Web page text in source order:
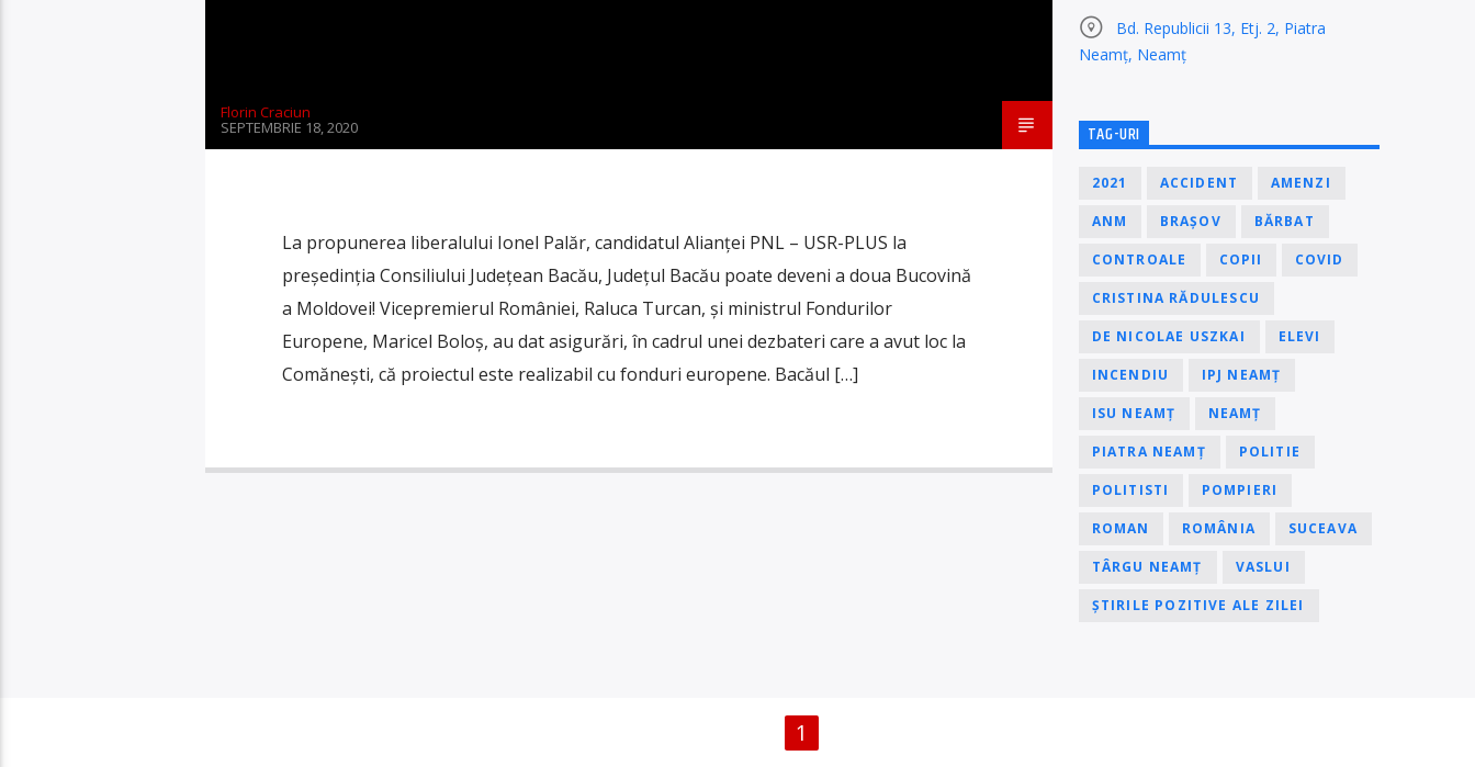
Florin Craciun
SEPTEMBRIE 18, 2020
La propunerea liberalului Ionel Palăr, candidatul Alianței PNL – USR-PLUS la
președinția Consiliului Județean Bacău, Județul Bacău poate deveni a doua Bucovină
a Moldovei! Vicepremierul României, Raluca Turcan, și ministrul Fondurilor
Europene, Maricel Boloș, au dat asigurări, în cadrul unei dezbateri care a avut loc la
Comănești, că proiectul este realizabil cu fonduri europene. Bacăul […]
Bd. Republicii 13, Etj. 2, Piatra
Neamț, Neamț
TAG-URI
2021 ACCIDENT AMENZI
ANM BRAȘOV BĂRBAT
CONTROALE COPII COVID
CRISTINA RĂDULESCU
DE NICOLAE USZKAI ELEVI
INCENDIU IPJ NEAMȚ
ISU NEAMȚ NEAMȚ
PIATRA NEAMȚ POLITIE
POLITISTI POMPIERI
ROMAN ROMÂNIA SUCEAVA
TÂRGU NEAMȚ VASLUI
ȘTIRILE POZITIVE ALE ZILEI
1